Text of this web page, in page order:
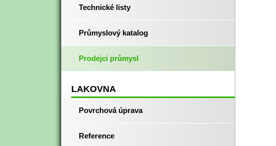
Technické listy
Průmyslový katalog
Prodejci průmysl
LAKOVNA
Povrchová úprava
Reference